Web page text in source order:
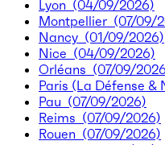
Lyon (04/09/2026)
Montpellier (07/09/
Nancy (01/09/2026)
Nice (04/09/2026)
Orléans (07/09/
Paris (La Défense &
Pau (07/09/2026)
Reims (07/09/2026)
Rouen (07/09/2026)